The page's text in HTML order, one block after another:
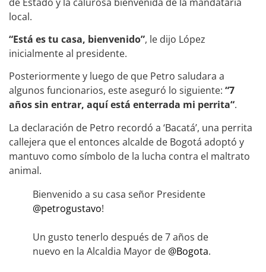
local.
“Está es tu casa, bienvenido”, le dijo López
inicialmente al presidente.
Posteriormente y luego de que Petro saludara a
algunos funcionarios, este aseguró lo siguiente: “7
años sin entrar, aquí está enterrada mi perrita“.
La declaración de Petro recordó a ‘Bacatá’, una perrita
callejera que el entonces alcalde de Bogotá adoptó y
mantuvo como símbolo de la lucha contra el maltrato
animal.
Bienvenido a su casa señor Presidente
@petrogustavo!
Un gusto tenerlo después de 7 años de
nuevo en la Alcaldia Mayor de @Bogota.